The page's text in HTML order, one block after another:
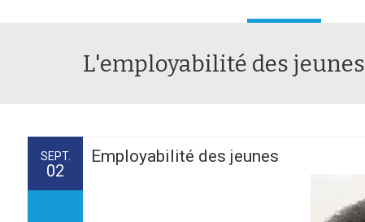
L'employabilité des jeunes
Employabilité des jeunes
SEPT.
02